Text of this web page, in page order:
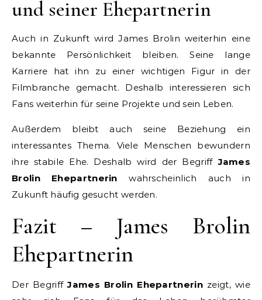
und seiner Ehepartnerin
Auch in Zukunft wird James Brolin weiterhin eine
bekannte Persönlichkeit bleiben. Seine lange
Karriere hat ihn zu einer wichtigen Figur in der
Filmbranche gemacht. Deshalb interessieren sich
Fans weiterhin für seine Projekte und sein Leben.
Außerdem bleibt auch seine Beziehung ein
interessantes Thema. Viele Menschen bewundern
ihre stabile Ehe. Deshalb wird der BegriffJames
Brolin Ehepartnerin wahrscheinlich auch in
Zukunft häufig gesucht werden.
Fazit – James Brolin
Ehepartnerin
Der BegriffJames Brolin Ehepartnerinzeigt, wie